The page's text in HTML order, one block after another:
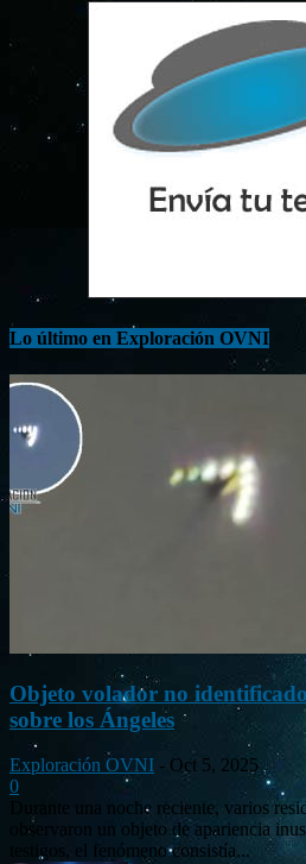
Lo último en Exploración OVNI
Objeto volador no
sobre los Ángeles
Exploración OVNI - Oct 5, 2025
0
Durante una noche reciente, varios
observaron un objeto de apariencia
testigos, el fenómeno consistía...